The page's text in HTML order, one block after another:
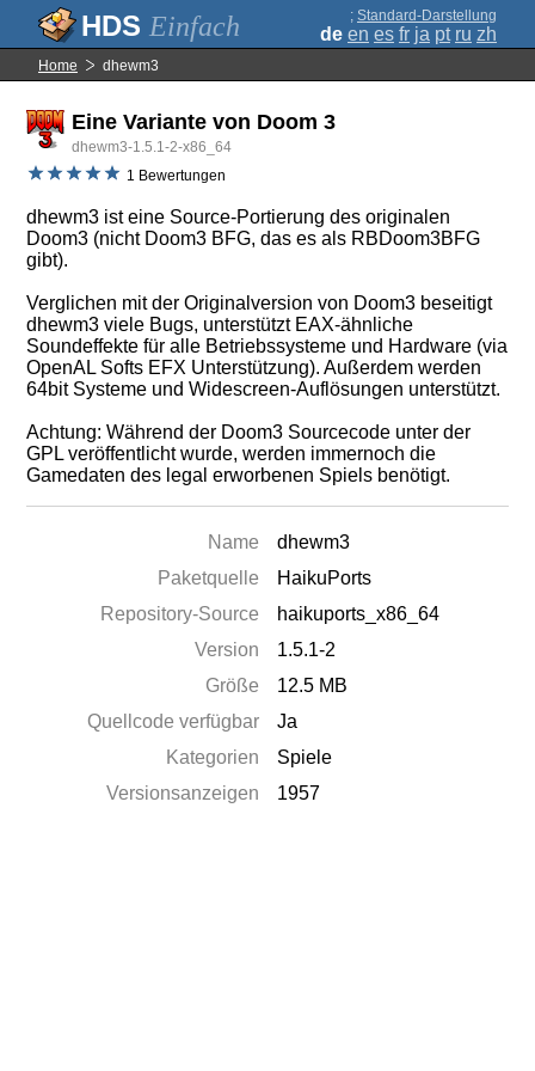
Einfach ; Standard-Darstellung
de en es fr ja pt ru zh
Home dhewm3
Eine Variante von Doom 3
dhewm3-1.5.1-2-x86_64
1 Bewertungen
dhewm3 ist eine Source-Portierung des originalen
Doom3 (nicht Doom3 BFG, das es als RBDoom3BFG
gibt).
Verglichen mit der Originalversion von Doom3 beseitigt
dhewm3 viele Bugs, unterstützt EAX-ähnliche
Soundeffekte für alle Betriebssysteme und Hardware (via
OpenAL Softs EFX Unterstützung). Außerdem werden
64bit Systeme und Widescreen-Auflösungen unterstützt.
Achtung: Während der Doom3 Sourcecode unter der
GPL veröffentlicht wurde, werden immernoch die
Gamedaten des legal erworbenen Spiels benötigt.
Name
dhewm3
Paketquelle
HaikuPorts
Repository-Source
haikuports_x86_64
Version
1.5.1-2
Größe
12.5 MB
Quellcode verfügbar
Ja
Kategorien
Spiele
Versionsanzeigen
1957